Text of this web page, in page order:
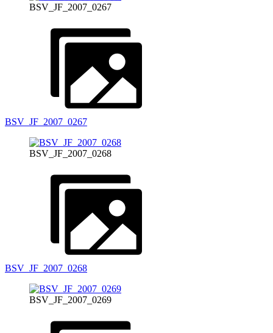
BSV_JF_2007_0267
BSV_JF_2007_0267
BSV_JF_2007_0268
BSV_JF_2007_0268
BSV_JF_2007_0269